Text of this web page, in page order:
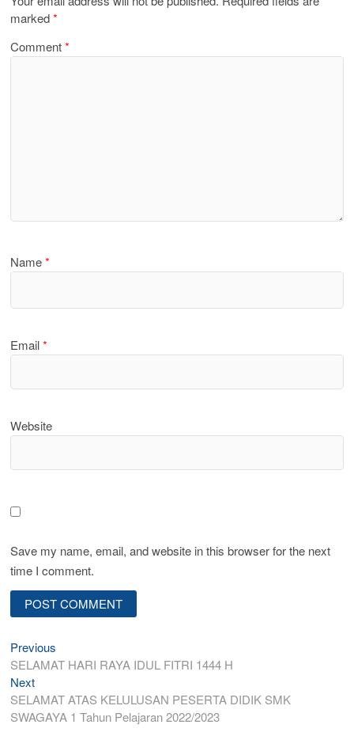
marked*
Comment*
Name*
Email*
Website
Save my name, email, and website in this browser for the next
time I comment.
Post
navigation
Previous
post:
SELAMAT HARI RAYA IDUL FITRI 1444 H
NextNext
post:
SELAMAT ATAS KELULUSAN PESERTA DIDIK SMK
SWAGAYA 1 Tahun Pelajaran 2022/2023